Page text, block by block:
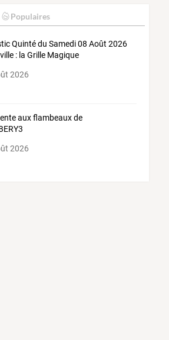
Populaires
Quinté du Samedi 08 Août 2026
: la Grille Magique
2026
aux flambeaux de
2026